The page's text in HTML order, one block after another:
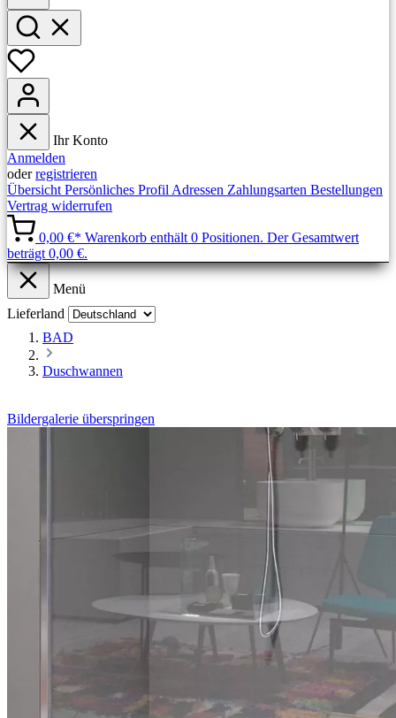
Ihr Konto
Anmelden
oderregistrieren
Übersicht Persönliches Profil Adressen Zahlungsarten Bestellungen
Vertrag widerrufen
0,00 €* Warenkorb enthält 0 Positionen. Der Gesamtwert
beträgt 0,00 €.
Menü
Lieferland
BAD
Duschwannen
Bildergalerie überspringen